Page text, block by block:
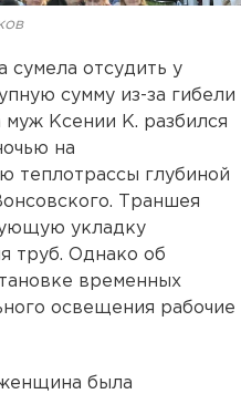
сумела отсудить у
сумму из-за гибели
муж Ксении К. разбился
на
теплотрассы глубиной
Траншея
укладку
труб. Однако об
временных
освещения рабочие
была